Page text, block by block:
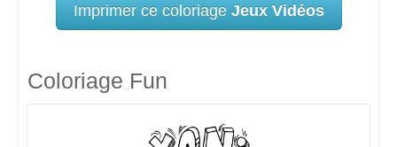
Imprimer ce coloriage Jeux Vidéos
Coloriage Fun